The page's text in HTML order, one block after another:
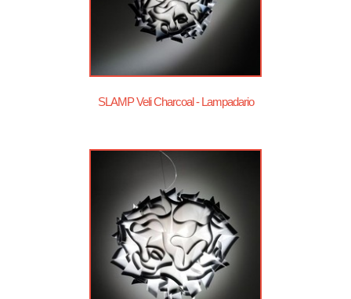
SLAMP Veli Charcoal - Lampadario